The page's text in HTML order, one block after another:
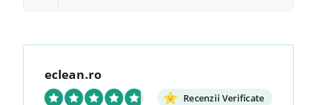
eclean.ro
Recenzii Verificate